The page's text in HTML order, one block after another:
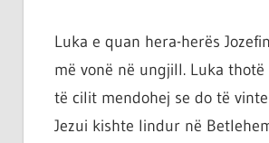
Luka e quan hera-herës
më vonë në ungjill. Luka
të cilit mendohej se do të
Jezui kishte lindur në